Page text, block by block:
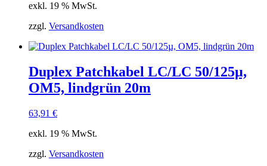
exkl. 19 % MwSt.
zzgl. Versandkosten
Duplex Patchkabel LC/LC 50/125µ,
OM5, lindgrün 20m
63,91 €
exkl. 19 % MwSt.
zzgl. Versandkosten